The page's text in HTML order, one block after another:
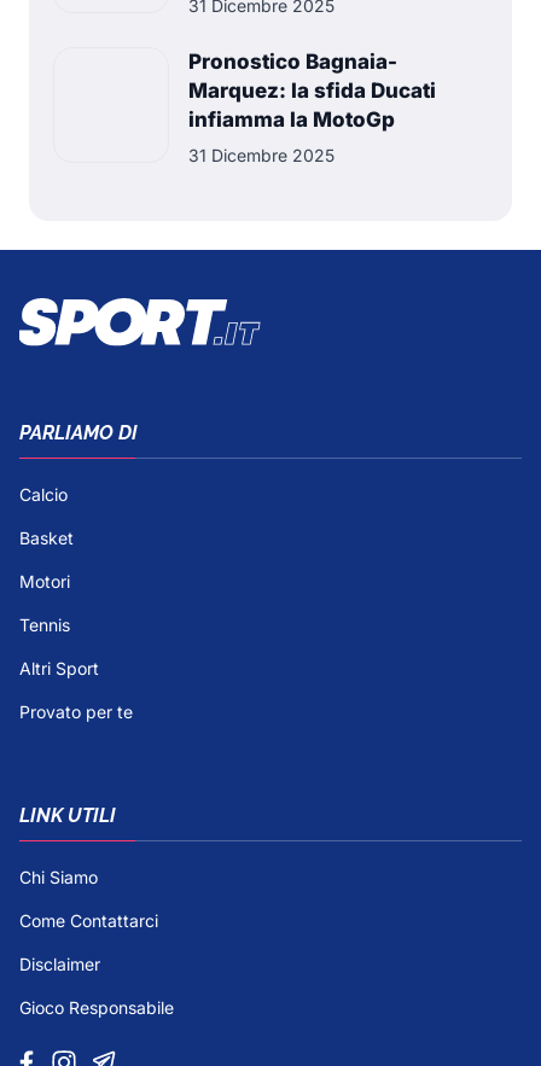
31 Dicembre 2025
Pronostico Bagnaia-
Marquez: la sfida Ducati
infiamma la MotoGp
31 Dicembre 2025
PARLIAMO DI
Calcio
Basket
Motori
Tennis
Altri Sport
Provato per te
LINK UTILI
Chi Siamo
Come Contattarci
Disclaimer
Gioco Responsabile